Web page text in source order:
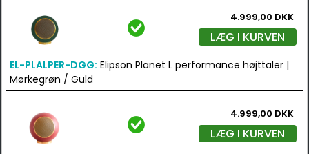
4.999,00 DKK
LÆG I KURVEN
EL-PLALPER-DGG: Elipson Planet L performance højttaler |
Mørkegrøn / Guld
4.999,00 DKK
LÆG I KURVEN